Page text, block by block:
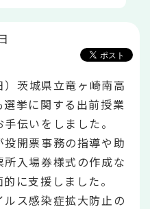
茨城県立竜ヶ崎南高
挙に関する出前授業
伝いをしました。
開票事務の指導や助
入場券様式の作成な
に支援しました。
ス感染症拡大防止の